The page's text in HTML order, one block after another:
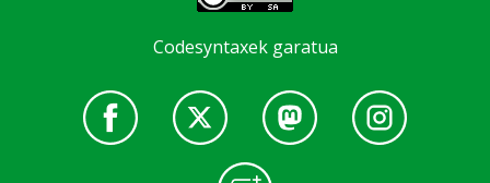
Codesyntaxek garatua